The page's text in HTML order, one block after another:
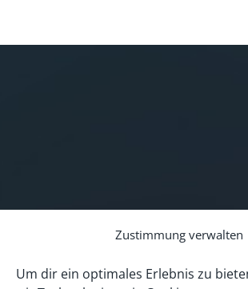
Zustimmung verwalten
Um dir ein optimales Erlebnis zu